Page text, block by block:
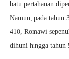
batu pertahanan
Namun, pada tahun
410, Romawi
dihuni hingga tahun